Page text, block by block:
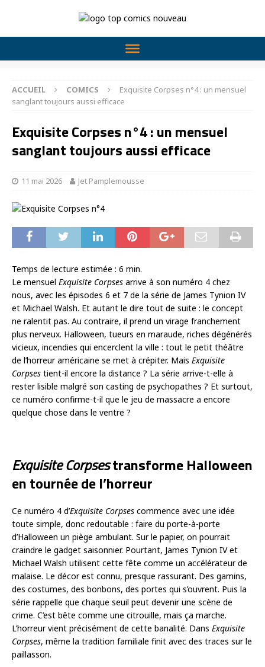
ACCUEIL COMICS
Exquisite Corpses n°4 : un mensuel
sanglant toujours aussi efficace
Exquisite Corpses n°4 : un mensuel
sanglant toujours aussi efficace
11 mai 2026 Jet Pamplemousse
Temps de lecture estimée : 6 min.
Le mensuel Exquisite Corpses arrive à son numéro 4 chez
nous, avec les épisodes 6 et 7 de la série de James Tynion IV
et Michael Walsh. Et autant le dire tout de suite : le concept
ne ralentit pas. Au contraire, il prend un virage franchement
plus nerveux. Halloween, tueurs en maraude, riches dégénérés
vicieux, incendies qui encerclent la ville : tout le petit théâtre
de l’horreur américaine se met à crépiter. Mais Exquisite
Corpses tient-il encore la distance ? La série arrive-t-elle à
rester lisible malgré son casting de psychopathes ? Et surtout,
ce numéro confirme-t-il que le jeu de massacre a encore
quelque chose dans le ventre ?
Exquisite Corpsestransforme Halloween
en tournée de l’horreur
Ce numéro 4 d’Exquisite Corpses commence avec une idée
toute simple, donc redoutable : faire du porte-à-porte
d’Halloween un piège ambulant. Sur le papier, on pourrait
craindre le gadget saisonnier. Pourtant, James Tynion IV et
Michael Walsh utilisent cette fête comme un accélérateur de
malaise. Le décor est connu, presque rassurant. Des gamins,
des costumes, des bonbons, des portes qui s’ouvrent. Puis la
série rappelle que chaque seuil peut devenir une scène de
crime. C’est bête comme une citrouille, mais ça marche.
L’horreur vient précisément de cette banalité. Dans Exquisite
Corpses, même la tradition familiale finit avec des traces sur le
paillasson.